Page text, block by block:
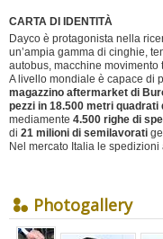
CARTA DI IDENTITÀ
Dayco è protagonista nella
un’ampia gamma di cinghie,
autobus, macchine movimento
A livello mondiale è capace di
magazzino aftermarket di
pezzi in 18.500 metri quadrati
mediamente 4.500 righe di
di 21 milioni di semilavorati
Nel mercato Italia le spedizioni
Photogallery